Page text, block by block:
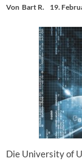
Von Bart R. 19.
Die University of